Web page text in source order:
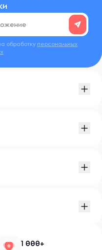
обработку персональных
1 000+